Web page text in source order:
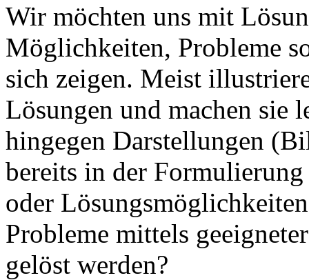
Wir möchten uns mit
Möglichkeiten, Probleme
sich zeigen. Meist
Lösungen und machen sie
hingegen Darstellungen
bereits in der
oder
Probleme mittels
gelöst werden?